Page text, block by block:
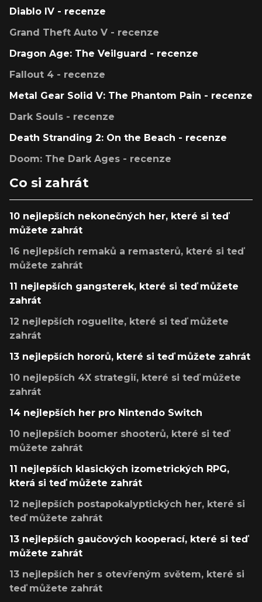
Diablo IV - recenze
Grand Theft Auto V - recenze
Dragon Age: The Veilguard - recenze
Fallout 4 - recenze
Metal Gear Solid V: The Phantom Pain - recenze
Dark Souls - recenze
Death Stranding 2: On the Beach - recenze
Doom: The Dark Ages - recenze
Co si zahrát
10 nejlepších nekonečných her, které si teď
můžete zahrát
16 nejlepších remaků a remasterů, které si teď
můžete zahrát
11 nejlepších gangsterek, které si teď můžete
zahrát
12 nejlepších roguelite, které si teď můžete
zahrát
13 nejlepších hororů, které si teď můžete zahrát
10 nejlepších 4X strategií, které si teď můžete
zahrát
14 nejlepších her pro Nintendo Switch
10 nejlepších boomer shooterů, které si teď
můžete zahrát
11 nejlepších klasických izometrických RPG,
která si teď můžete zahrát
12 nejlepších postapokalyptických her, které si
teď můžete zahrát
13 nejlepších gaučových kooperací, které si teď
můžete zahrát
13 nejlepších her s otevřeným světem, které si
teď můžete zahrát